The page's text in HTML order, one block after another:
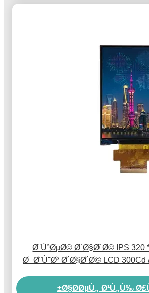
3.5 Ø¨ÙˆØµØ© Ø´Ø§Ø´Ø© IPS
Ø¯Ø¨ÙˆØ³ Ø´Ø§Ø´Ø© LCD
Ø§Ø­ØµÙ„ Ø¹Ù„Ù‰